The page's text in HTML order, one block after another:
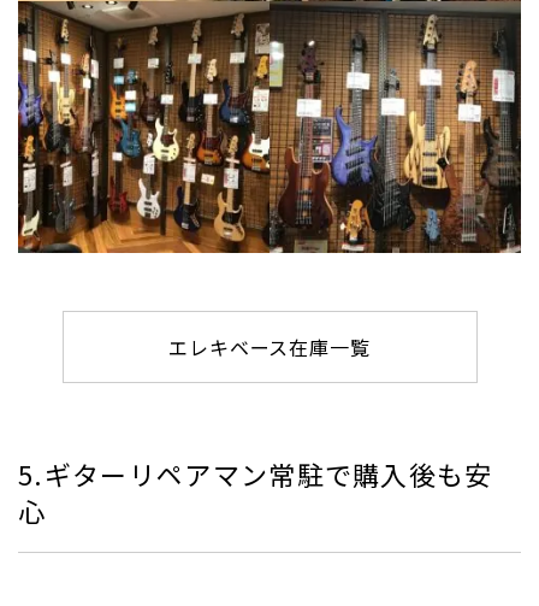
エレキベース在庫一覧
5.ギターリペアマン常駐で購入後も安
心